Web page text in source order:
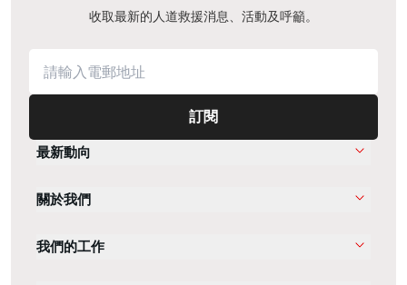
收取最新的人道救援消息、活動及呼籲。
訂閱
最新動向
關於我們
我們的工作